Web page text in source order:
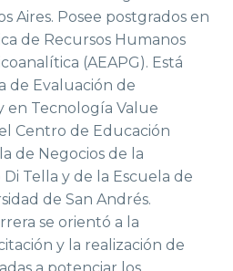
Aires. Posee postgrados en
de Recursos Humanos
(AEAPG). Está
de Evaluación de
en Tecnología Value
Centro de Educación
de Negocios de la
Tella y de la Escuela de
de San Andrés.
se orientó a la
y la realización de